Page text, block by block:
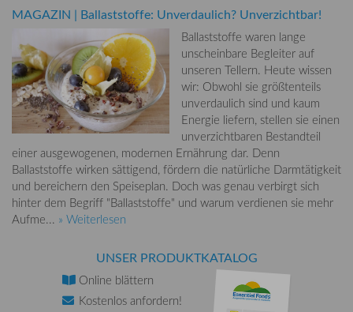
MAGAZIN | Ballaststoffe: Unverdaulich? Unverzichtbar!
Ballaststoffe waren lange
unscheinbare Begleiter auf
unseren Tellern. Heute wissen
wir: Obwohl sie größtenteils
unverdaulich sind und kaum
Energie liefern, stellen sie einen
unverzichtbaren Bestandteil
einer ausgewogenen, modernen Ernährung dar. Denn
Ballaststoffe wirken sättigend, fördern die natürliche Darmtätigkeit
und bereichern den Speiseplan. Doch was genau verbirgt sich
hinter dem Begriff "Ballaststoffe" und warum verdienen sie mehr
Aufme... » Weiterlesen
UNSER PRODUKTKATALOG
Online blättern
Kostenlos anfordern!